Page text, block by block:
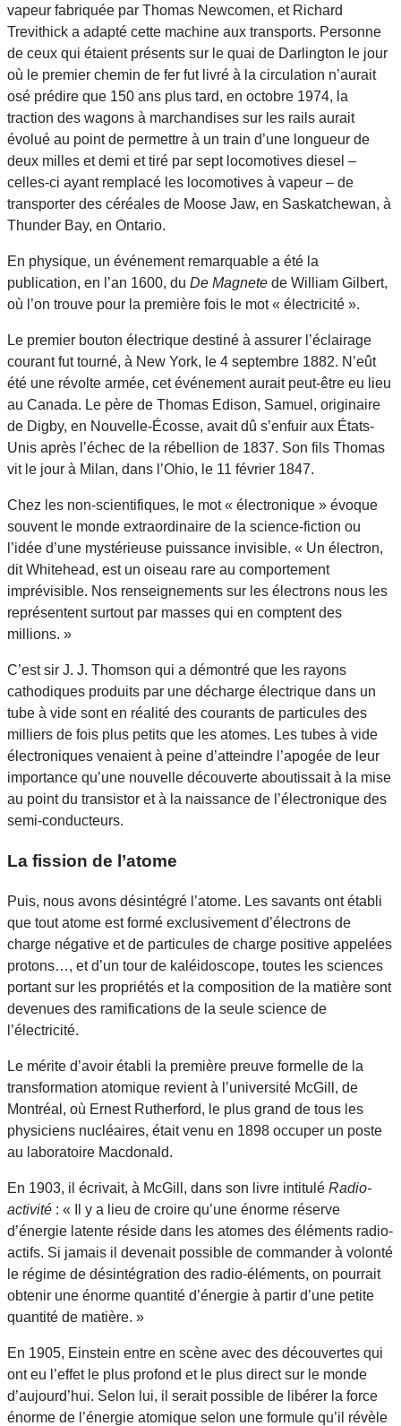
vapeur fabriquée par Thomas Newcomen, et Richard
Trevithick a adapté cette machine aux transports. Personne
de ceux qui étaient présents sur le quai de Darlington le jour
où le premier chemin de fer fut livré à la circulation n’aurait
osé prédire que 150 ans plus tard, en octobre 1974, la
traction des wagons à marchandises sur les rails aurait
évolué au point de permettre à un train d’une longueur de
deux milles et demi et tiré par sept locomotives diesel –
celles-ci ayant remplacé les locomotives à vapeur – de
transporter des céréales de Moose Jaw, en Saskatchewan, à
Thunder Bay, en Ontario.
En physique, un événement remarquable a été la
publication, en l’an 1600, du De Magnete de William Gilbert,
où l’on trouve pour la première fois le mot « électricité ».
Le premier bouton électrique destiné à assurer l’éclairage
courant fut tourné, à New York, le 4 septembre 1882. N’eût
été une révolte armée, cet événement aurait peut-être eu lieu
au Canada. Le père de Thomas Edison, Samuel, originaire
de Digby, en Nouvelle-Écosse, avait dû s’enfuir aux États-
Unis après l’échec de la rébellion de 1837. Son fils Thomas
vit le jour à Milan, dans l’Ohio, le 11 février 1847.
Chez les non-scientifiques, le mot « électronique » évoque
souvent le monde extraordinaire de la science-fiction ou
l’idée d’une mystérieuse puissance invisible. « Un électron,
dit Whitehead, est un oiseau rare au comportement
imprévisible. Nos renseignements sur les électrons nous les
représentent surtout par masses qui en comptent des
millions. »
C’est sir J. J. Thomson qui a démontré que les rayons
cathodiques produits par une décharge électrique dans un
tube à vide sont en réalité des courants de particules des
milliers de fois plus petits que les atomes. Les tubes à vide
électroniques venaient à peine d’atteindre l’apogée de leur
importance qu’une nouvelle découverte aboutissait à la mise
au point du transistor et à la naissance de l’électronique des
semi-conducteurs.
La fission de l’atome
Puis, nous avons désintégré l’atome. Les savants ont établi
que tout atome est formé exclusivement d’électrons de
charge négative et de particules de charge positive appelées
protons…, et d’un tour de kaléidoscope, toutes les sciences
portant sur les propriétés et la composition de la matière sont
devenues des ramifications de la seule science de
l’électricité.
Le mérite d’avoir établi la première preuve formelle de la
transformation atomique revient à l’université McGill, de
Montréal, où Ernest Rutherford, le plus grand de tous les
physiciens nucléaires, était venu en 1898 occuper un poste
au laboratoire Macdonald.
En 1903, il écrivait, à McGill, dans son livre intitulé Radio-
activité : « Il y a lieu de croire qu’une énorme réserve
d’énergie latente réside dans les atomes des éléments radio-
actifs. Si jamais il devenait possible de commander à volonté
le régime de désintégration des radio-éléments, on pourrait
obtenir une énorme quantité d’énergie à partir d’une petite
quantité de matière. »
En 1905, Einstein entre en scène avec des découvertes qui
ont eu l’effet le plus profond et le plus direct sur le monde
d’aujourd’hui. Selon lui, il serait possible de libérer la force
énorme de l’énergie atomique selon une formule qu’il révèle